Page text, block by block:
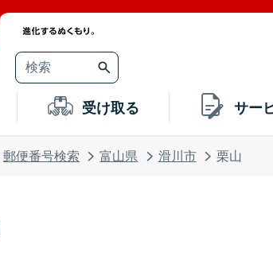
受け取る サー
郵便番号検索 富山県 滑川市 栗山